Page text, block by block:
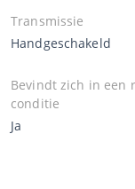
Transmissie
Handgeschakeld
Bevindt zich in een
conditie
Ja